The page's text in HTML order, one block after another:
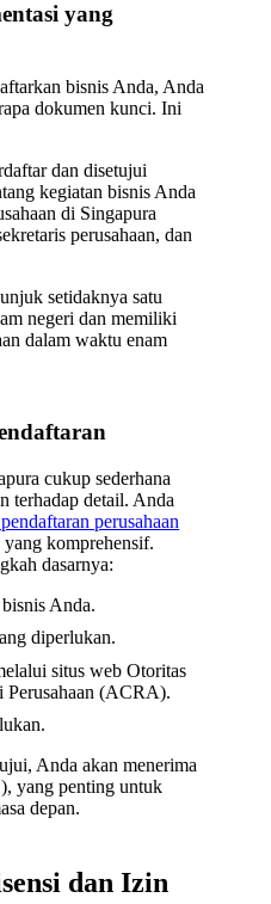
yang
bisnis Anda, Anda
dokumen kunci. Ini
dan disetujui
kegiatan bisnis Anda
di Singapura
perusahaan, dan
setidaknya satu
negeri dan memiliki
dalam waktu enam
cukup sederhana
terhadap detail. Anda
perusahaan
komprehensif.
dasarnya:
Anda.
diperlukan.
situs web Otoritas
Perusahaan (ACRA).
Anda akan menerima
yang penting untuk
depan.
dan Izin